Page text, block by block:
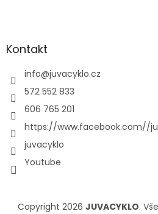
Kontakt
info@juvacyklo.cz
572 552 833
606 765 201
https://www.facebook.com//
juvacyklo
Youtube
Copyright 2026 JUVACYKLO.